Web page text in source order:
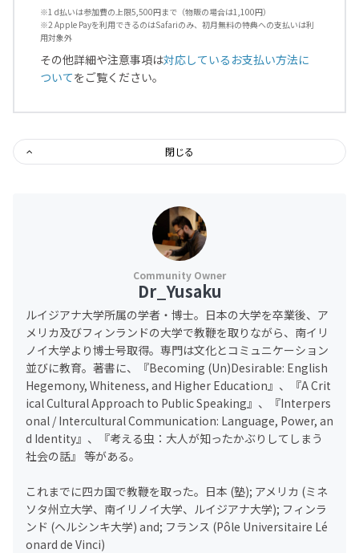
※1 d払いは参加費の上限5,500円まで（物販の場合は1,100円）
※2 Apple Payを利用できるのはSafariのみ、初月無料の特典への支払いは利
用対象外
その他詳細や注意事項は対応しているお支払い方法に
ついてをご覧ください。
閉じる
Dr_Yusaku
ルイジアナ大学所属の学者・博士。日本の大学を卒業後、ア
メリカ及びフィンランドの大学で教鞭を取りながら、南イリ
ノイ大学より博士号取得。専門は文化とコミュニケーション
並びに教育。著書に、『Becoming (Un)Desirable: English
Hegemony, Whiteness, and Higher Education』、『A Crit
ical Cultural Approach to Public Speaking』、『Interpers
onal / Intercultural Communication: Language, Power, an
d Identity』、『考える虫：大人が知ったかぶりしてしまう
社会の話』 等がある。
これまでに四カ国で教鞭を取った。日本 (塾); アメリカ (ミネ
ソタ州立大学、南イリノイ大学、ルイジアナ大学); フィンラ
ンド (ヘルシンキ大学) and; フランス (Pôle Universitaire Lé
onard de Vinci)